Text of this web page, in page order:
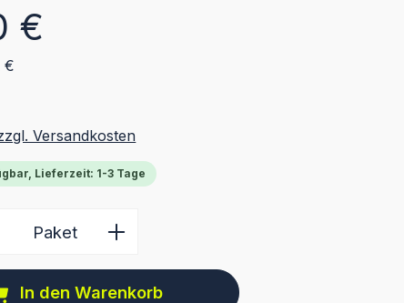
€
€
Versandkosten
Lieferzeit: 1-3 Tage
Anzahl: Gib den gewünschten Wert
Paket
In den Warenkorb